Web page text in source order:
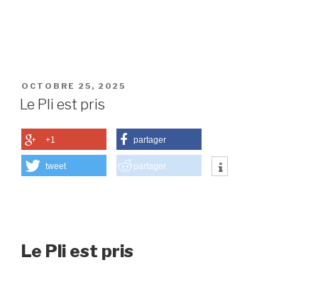
PUBLIÉ
LE
OCTOBRE 25, 2025
Le Pli est pris
+1 partager
tweet partager
Le Pli est pris